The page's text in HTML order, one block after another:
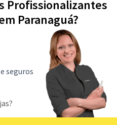
Profissionalizantes
Paranaguá?
seguros